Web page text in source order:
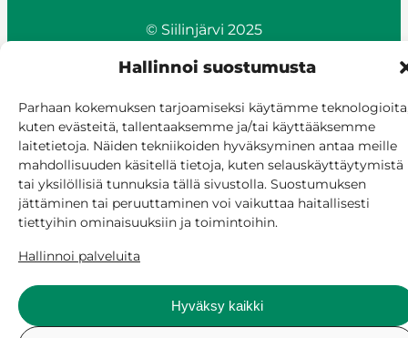
Hallinnoi suostumusta
Parhaan kokemuksen tarjoamiseksi käytämme
kuten evästeitä, tallentaaksemme ja/tai käyttääksemme
laitetietoja. Näiden tekniikoiden hyväksyminen antaa meille
mahdollisuuden käsitellä tietoja, kuten selauskäyttäytymistä
tai yksilöllisiä tunnuksia tällä sivustolla. Suostumuksen
jättäminen tai peruuttaminen voi vaikuttaa haitallisesti
tiettyihin ominaisuuksiin ja toimintoihin.
Hallinnoi palveluita
Hyväksy kaikki
© Siilinjärvi 2025
Asioi verkossa
Laskutus ja maksaminen
Saavutettavuus
Evästekäytäntö
Hallitse suostumusta